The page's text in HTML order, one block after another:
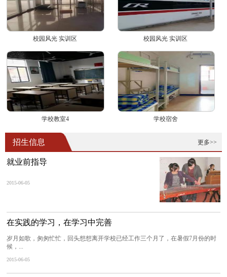
校园风光 实训区 校园风光 实训区
学校教室4 学校宿舍
更多>>
招生信息
就业前指导
2015-06-05
在实践的学习，在学习中完善
岁月如歌，匆匆忙忙，回头想想离开学校已经工作三个月了，在暑假7月份的时
候，...
2015-06-05